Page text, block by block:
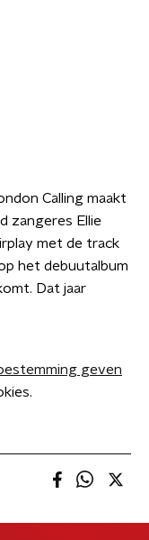
Calling maakt
zangeres Ellie
met de track
het debuutalbum
Dat jaar
geven